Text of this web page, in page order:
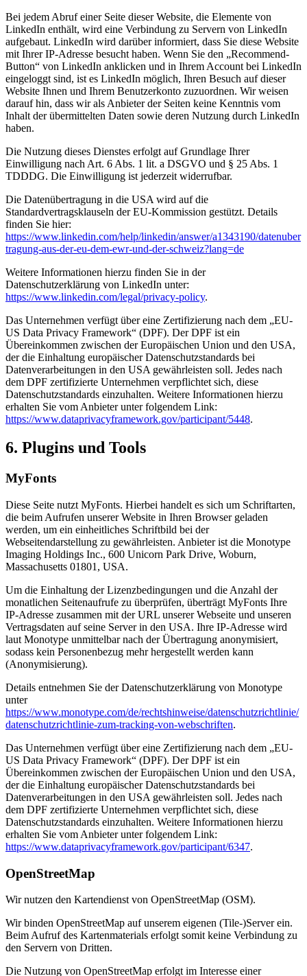
Bei jedem Abruf einer Seite dieser Website, die Elemente von
LinkedIn enthält, wird eine Verbindung zu Servern von LinkedIn
aufgebaut. LinkedIn wird darüber informiert, dass Sie diese Website
mit Ihrer IP-Adresse besucht haben. Wenn Sie den „Recommend-
Button“ von LinkedIn anklicken und in Ihrem Account bei LinkedIn
eingeloggt sind, ist es LinkedIn möglich, Ihren Besuch auf dieser
Website Ihnen und Ihrem Benutzerkonto zuzuordnen. Wir weisen
darauf hin, dass wir als Anbieter der Seiten keine Kenntnis vom
Inhalt der übermittelten Daten sowie deren Nutzung durch LinkedIn
haben.
Die Nutzung dieses Dienstes erfolgt auf Grundlage Ihrer
Einwilligung nach Art. 6 Abs. 1 lit. a DSGVO und § 25 Abs. 1
TDDDG. Die Einwilligung ist jederzeit widerrufbar.
Die Datenübertragung in die USA wird auf die
Standardvertragsklauseln der EU-Kommission gestützt. Details
finden Sie hier:
https://www.linkedin.com/help/linkedin/answer/a1343190/datenuber
tragung-aus-der-eu-dem-ewr-und-der-schweiz?lang=de
Weitere Informationen hierzu finden Sie in der
Datenschutzerklärung von LinkedIn unter:
https://www.linkedin.com/legal/privacy-policy.
Das Unternehmen verfügt über eine Zertifizierung nach dem „EU-
US Data Privacy Framework“ (DPF). Der DPF ist ein
Übereinkommen zwischen der Europäischen Union und den USA,
der die Einhaltung europäischer Datenschutzstandards bei
Datenverarbeitungen in den USA gewährleisten soll. Jedes nach
dem DPF zertifizierte Unternehmen verpflichtet sich, diese
Datenschutzstandards einzuhalten. Weitere Informationen hierzu
erhalten Sie vom Anbieter unter folgendem Link:
https://www.dataprivacyframework.gov/participant/5448.
6. Plugins und Tools
MyFonts
Diese Seite nutzt MyFonts. Hierbei handelt es sich um Schriftarten,
die beim Aufrufen unserer Website in Ihren Browser geladen
werden, um ein einheitliches Schriftbild bei der
Webseitendarstellung zu gewährleisten. Anbieter ist die Monotype
Imaging Holdings Inc., 600 Unicorn Park Drive, Woburn,
Massachusetts 01801, USA.
Um die Einhaltung der Lizenzbedingungen und die Anzahl der
monatlichen Seitenaufrufe zu überprüfen, überträgt MyFonts Ihre
IP-Adresse zusammen mit der URL unserer Webseite und unseren
Vertragsdaten auf seine Server in den USA. Ihre IP-Adresse wird
laut Monotype unmittelbar nach der Übertragung anonymisiert,
sodass kein Personenbezug mehr hergestellt werden kann
(Anonymisierung).
Details entnehmen Sie der Datenschutzerklärung von Monotype
unter
https://www.monotype.com/de/rechtshinweise/datenschutzrichtlinie/
datenschutzrichtlinie-zum-tracking-von-webschriften.
Das Unternehmen verfügt über eine Zertifizierung nach dem „EU-
US Data Privacy Framework“ (DPF). Der DPF ist ein
Übereinkommen zwischen der Europäischen Union und den USA,
der die Einhaltung europäischer Datenschutzstandards bei
Datenverarbeitungen in den USA gewährleisten soll. Jedes nach
dem DPF zertifizierte Unternehmen verpflichtet sich, diese
Datenschutzstandards einzuhalten. Weitere Informationen hierzu
erhalten Sie vom Anbieter unter folgendem Link:
https://www.dataprivacyframework.gov/participant/6347.
OpenStreetMap
Wir nutzen den Kartendienst von OpenStreetMap (OSM).
Wir binden OpenStreetMap auf unserem eigenen (Tile-)Server ein.
Beim Aufruf des Kartenmaterials erfolgt somit keine Verbindung zu
den Servern von Dritten.
Die Nutzung von OpenStreetMap erfolgt im Interesse einer